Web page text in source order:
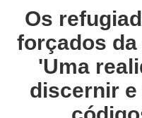
Os
forçados
'Uma
discernir